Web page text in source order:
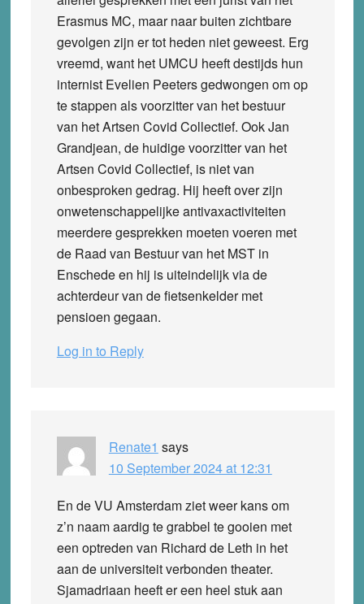
Erasmus MC, maar naar buiten zichtbare
gevolgen zijn er tot heden niet geweest. Erg
vreemd, want het UMCU heeft destijds hun
internist Evelien Peeters gedwongen om op
te stappen als voorzitter van het bestuur
van het Artsen Covid Collectief. Ook Jan
Grandjean, de huidige voorzitter van het
Artsen Covid Collectief, is niet van
onbesproken gedrag. Hij heeft over zijn
onwetenschappelijke antivaxactiviteiten
meerdere gesprekken moeten voeren met
de Raad van Bestuur van het MST in
Enschede en hij is uiteindelijk via de
achterdeur van de fietsenkelder met
pensioen gegaan.
Log in to Reply
Renate1 says
10 September 2024 at 12:31
En de VU Amsterdam ziet weer kans om
z’n naam aardig te grabbel te gooien met
een optreden van Richard de Leth in het
aan de universiteit verbonden theater.
Sjamadriaan heeft er een heel stuk aan